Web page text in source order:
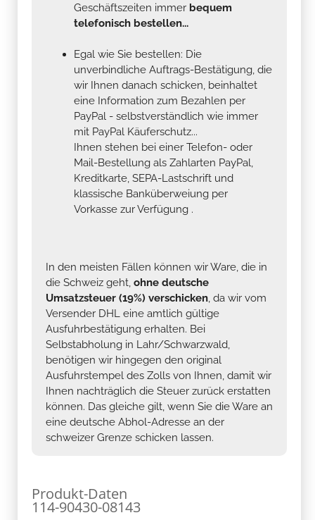
Geschäftszeiten immer bequem
telefonisch bestellen...
Egal wie Sie bestellen: Die
unverbindliche Auftrags-Bestätigung, die
wir Ihnen danach schicken, beinhaltet
eine Information zum Bezahlen per
PayPal - selbstverständlich wie immer
mit PayPal Käuferschutz...
Ihnen stehen bei einer Telefon- oder
Mail-Bestellung als Zahlarten PayPal,
Kreditkarte, SEPA-Lastschrift und
klassische Banküberweiung per
Vorkasse zur Verfügung .
In den meisten Fällen können wir Ware, die in
die Schweiz geht, ohne deutsche
Umsatzsteuer (19%) verschicken, da wir vom
Versender DHL eine amtlich gültige
Ausfuhrbestätigung erhalten. Bei
Selbstabholung in Lahr/Schwarzwald,
benötigen wir hingegen den original
Ausfuhrstempel des Zolls von Ihnen, damit wir
Ihnen nachträglich die Steuer zurück erstatten
können. Das gleiche gilt, wenn Sie die Ware an
eine deutsche Abhol-Adresse an der
schweizer Grenze schicken lassen.
Produkt-Daten
114-90430-08143